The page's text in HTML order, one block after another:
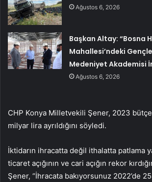
Ağustos 6, 2026
Başkan Altay: “Bosna
Mahallesi’ndeki
Medeniyet Akademisi
Ağustos 6, 2026
CHP Konya Milletvekili Şener, 2023
milyar lira ayrıldığını söyledi.
İktidarın ihracatta değil ithalatta patlama
ticaret açığının ve cari açığın rekor
Şener, “İhracata bakıyorsunuz 2022’de